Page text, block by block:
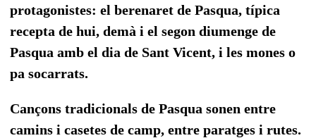
protagonistes: el berenaret de Pasqua, típica
recepta de hui, demà i el segon diumenge de
Pasqua amb el dia de Sant Vicent, i les mones o
pa socarrats.
Cançons tradicionals de Pasqua sonen entre
camins i casetes de camp, entre paratges i rutes.